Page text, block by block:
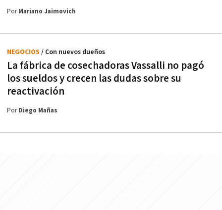
PorMariano Jaimovich
La fábrica de cosechadoras Vassalli no pagó
los sueldos y crecen las dudas sobre su
reactivación
NEGOCIOS / Con nuevos dueños
PorDiego Mañas